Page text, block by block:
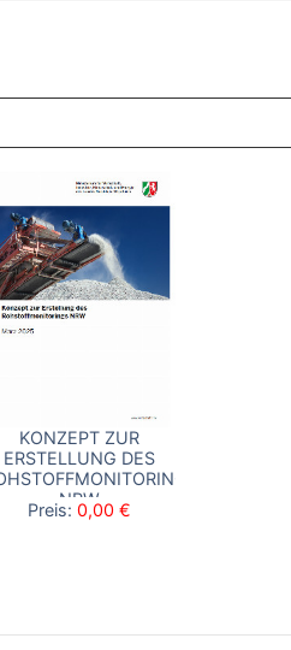
KONZEPT ZUR
ERSTELLUNG DES
NRW
Preis: 0,00 €